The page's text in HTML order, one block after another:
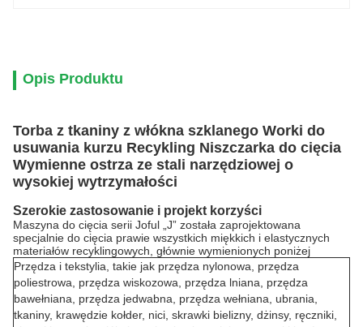
Opis Produktu
Torba z tkaniny z włókna szklanego Worki do
usuwania kurzu Recykling Niszczarka do cięcia
Wymienne ostrza ze stali narzędziowej o
wysokiej wytrzymałości
Szerokie zastosowanie i projekt korzyści
Maszyna do cięcia serii Joful „J” została zaprojektowana
specjalnie do cięcia prawie wszystkich miękkich i elastycznych
materiałów recyklingowych, głównie wymienionych poniżej
Przędza i tekstylia, takie jak przędza nylonowa, przędza
poliestrowa, przędza wiskozowa, przędza lniana, przędza
bawełniana, przędza jedwabna, przędza wełniana, ubrania,
tkaniny, krawędzie kołder, nici, skrawki bielizny, dżinsy, ręczniki,